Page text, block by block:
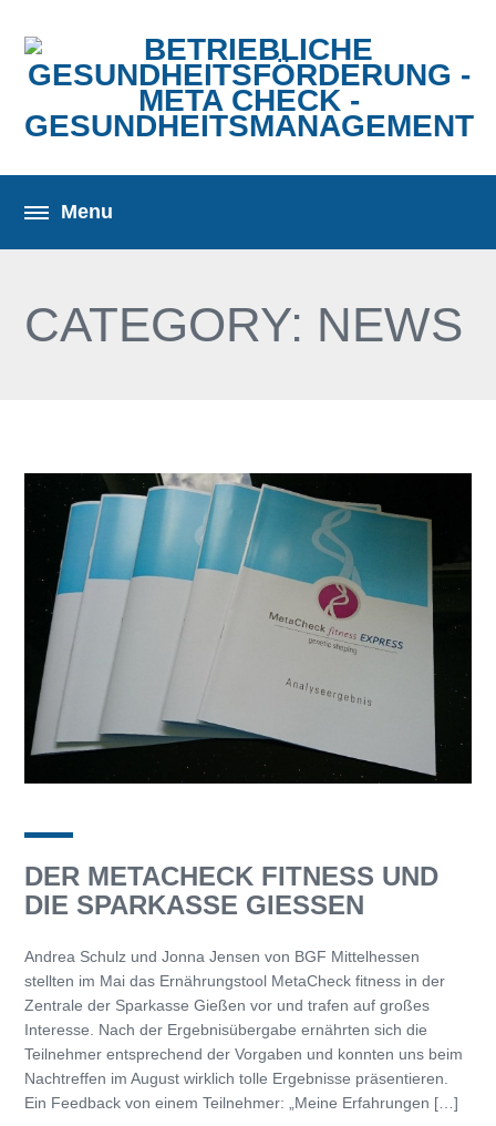
CATEGORY: NEWS
DER METACHECK FITNESS UND
DIE SPARKASSE GIESSEN
Andrea Schulz und Jonna Jensen von BGF Mittelhessen
stellten im Mai das Ernährungstool MetaCheck fitness in der
Zentrale der Sparkasse Gießen vor und trafen auf großes
Interesse. Nach der Ergebnisübergabe ernährten sich die
Teilnehmer entsprechend der Vorgaben und konnten uns beim
Nachtreffen im August wirklich tolle Ergebnisse präsentieren.
Ein Feedback von einem Teilnehmer: „Meine Erfahrungen […]